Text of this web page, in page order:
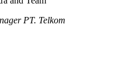
PT. Telkom